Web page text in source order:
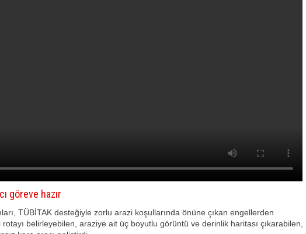
göreve hazır
TÜBİTAK desteğiyle zorlu arazi koşullarında önüne çıkan engellerden
rotayı belirleyebilen, araziye ait üç boyutlu görüntü ve derinlik haritası çıkarabilen,